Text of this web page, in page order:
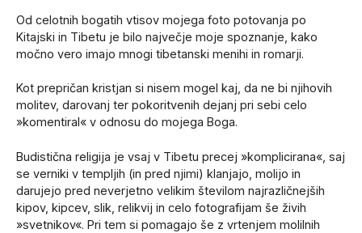
Od celotnih bogatih vtisov mojega foto potovanja po
Kitajski in Tibetu je bilo največje moje spoznanje, kako
močno vero imajo mnogi tibetanski menihi in romarji.
Kot prepričan kristjan si nisem mogel kaj, da ne bi njihovih
molitev, darovanj ter pokoritvenih dejanj pri sebi celo
»komentiral« v odnosu do mojega Boga.
Budistična religija je vsaj v Tibetu precej »komplicirana«, saj
se verniki v templjih (in pred njimi) klanjajo, molijo in
darujejo pred neverjetno velikim številom najrazličnejših
kipov, kipcev, slik, relikvij in celo fotografijam še živih
»svetnikov«. Pri tem si pomagajo še z vrtenjem molilnih